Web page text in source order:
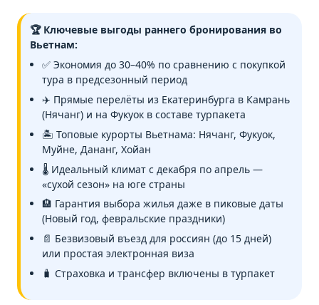
🏆 Ключевые выгоды раннего бронирования во
Вьетнам:
✅ Экономия до 30–40% по сравнению с покупкой
тура в предсезонный период
✈️ Прямые перелёты из Екатеринбурга в Камрань
(Нячанг) и на Фукуок в составе турпакета
🏝️ Топовые курорты Вьетнама: Нячанг, Фукуок,
Муйне, Дананг, Хойан
🌡️ Идеальный климат с декабря по апрель —
«сухой сезон» на юге страны
🏨 Гарантия выбора жилья даже в пиковые даты
(Новый год, февральские праздники)
📄 Безвизовый въезд для россиян (до 15 дней)
или простая электронная виза
🧳 Страховка и трансфер включены в турпакет